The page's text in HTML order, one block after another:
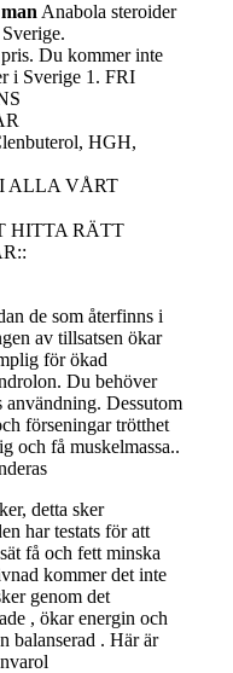
Anabola steroider
Du kommer inte
i Sverige 1. FRI
HGH,
ALLA VÅRT
HITTA RÄTT
de som återfinns i
av tillsatsen ökar
för ökad
Du behöver
användning. Dessutom
förseningar trötthet
och få muskelmassa..
detta sker
har testats för att
få och fett minska
kommer det inte
genom det
, ökar energin och
balanserad . Här är